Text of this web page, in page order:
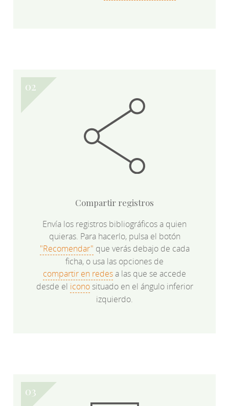
Compartir registros
Envía los registros bibliográficos a quien
quieras. Para hacerlo, pulsa el botón
"Recomendar" que verás debajo de cada
ficha, o usa las opciones de
compartir en redesa las que se accede
desde el iconosituado en el ángulo inferior
izquierdo.